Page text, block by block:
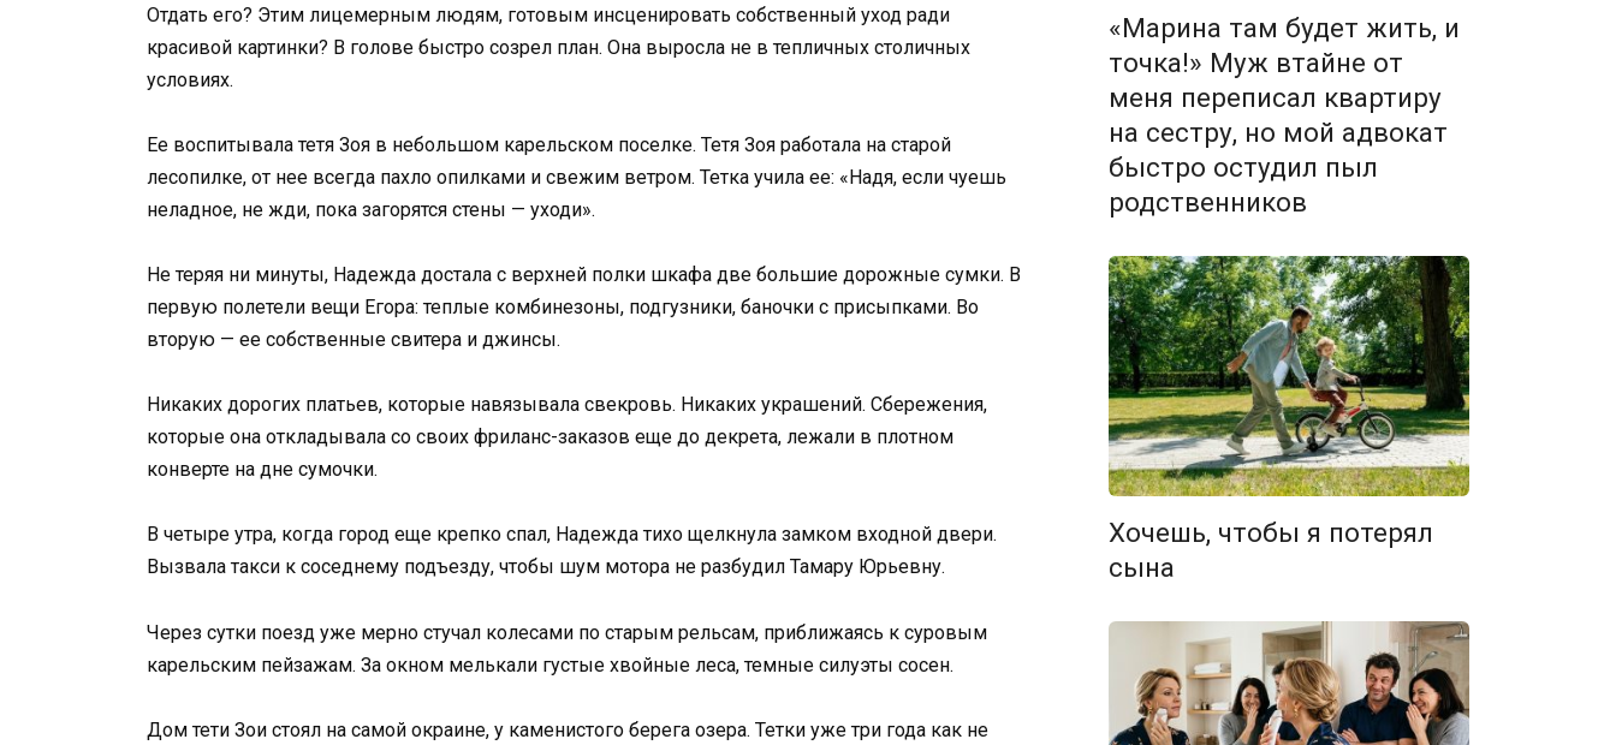
Отдать его? Этим лицемерным людям, готовым инсценировать собственный уход ради
красивой картинки? В голове быстро созрел план. Она выросла не в тепличных столичных
условиях.
Ее воспитывала тетя Зоя в небольшом карельском поселке. Тетя Зоя работала на старой
лесопилке, от нее всегда пахло опилками и свежим ветром. Тетка учила ее: «Надя, если чуешь
неладное, не жди, пока загорятся стены — уходи».
Не теряя ни минуты, Надежда достала с верхней полки шкафа две большие дорожные сумки. В
первую полетели вещи Егора: теплые комбинезоны, подгузники, баночки с присыпками. Во
вторую — ее собственные свитера и джинсы.
Никаких дорогих платьев, которые навязывала свекровь. Никаких украшений. Сбережения,
которые она откладывала со своих фриланс-заказов еще до декрета, лежали в плотном
конверте на дне сумочки.
В четыре утра, когда город еще крепко спал, Надежда тихо щелкнула замком входной двери.
Вызвала такси к соседнему подъезду, чтобы шум мотора не разбудил Тамару Юрьевну.
Через сутки поезд уже мерно стучал колесами по старым рельсам, приближаясь к суровым
карельским пейзажам. За окном мелькали густые хвойные леса, темные силуэты сосен.
Дом тети Зои стоял на самой окраине, у каменистого берега озера. Тетки уже три года как не
«Марина там будет жить, и
точка!» Муж втайне от
меня переписал квартиру
на сестру, но мой адвокат
быстро остудил пыл
родственников
Хочешь, чтобы я потерял
сына